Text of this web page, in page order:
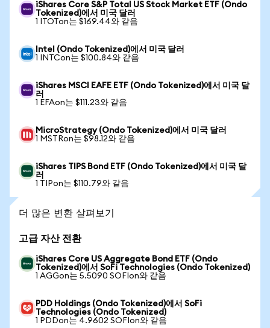
iShares Core S&P Total US Stock Market ETF (Ondo
Tokenized)에서 미국 달러
1 ITOTon는 $169.44와 같음
Intel (Ondo Tokenized)에서 미국 달러
1 INTCon는 $100.84와 같음
iShares MSCI EAFE ETF (Ondo Tokenized)에서 미국 달
러
1 EFAon는 $111.23와 같음
MicroStrategy (Ondo Tokenized)에서 미국 달러
1 MSTRon는 $98.12와 같음
iShares TIPS Bond ETF (Ondo Tokenized)에서 미국 달
러
1 TIPon는 $110.79와 같음
더 많은 변환 살펴보기
고급 자산 전환
iShares Core US Aggregate Bond ETF (Ondo
Tokenized)에서 SoFi Technologies (Ondo Tokenized)
1 AGGon는 5.5090 SOFIon와 같음
PDD Holdings (Ondo Tokenized)에서 SoFi
Technologies (Ondo Tokenized)
1 PDDon는 4.9602 SOFIon와 같음